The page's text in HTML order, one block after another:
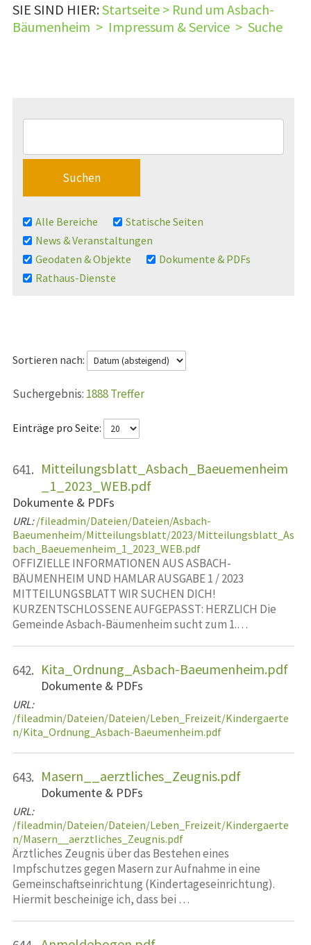
SIE SIND HIER:Startseite> Rund um Asbach-
Bäumenheim > Impressum & Service> Suche
Alle Bereiche
Statische Seiten
News & Veranstaltungen
Geodaten & Objekte
Dokumente & PDFs
Rathaus-Dienste
Sortieren nach:
1888 Treffer
Einträge pro Seite:
641. Mitteilungsblatt_Asbach_Baeuemenheim
_1_2023_WEB.pdf
Dokumente & PDFs
URL: /fileadmin/Dateien/Dateien/Asbach-
Baeumenheim/Mitteilungsblatt/2023/Mitteilungsblatt_As
bach_Baeuemenheim_1_2023_WEB.pdf
OFFIZIELLE INFORMATIONEN AUS ASBACH-
BÄUMENHEIM UND HAMLAR AUSGABE 1 / 2023
MITTEILUNGSBLATT WIR SUCHEN DICH!
KURZENTSCHLOSSENE AUFGEPASST: HERZLICH Die
Gemeinde Asbach-Bäumenheim sucht zum 1.…
642. Kita_Ordnung_Asbach-Baeumenheim.pdf
Dokumente & PDFs
URL:
/fileadmin/Dateien/Dateien/Leben_Freizeit/Kindergaerte
n/Kita_Ordnung_Asbach-Baeumenheim.pdf
643. Masern__aerztliches_Zeugnis.pdf
Dokumente & PDFs
URL:
/fileadmin/Dateien/Dateien/Leben_Freizeit/Kindergaerte
n/Masern__aerztliches_Zeugnis.pdf
Ärztliches Zeugnis über das Bestehen eines
Impfschutzes gegen Masern zur Aufnahme in eine
Gemeinschaftseinrichtung (Kindertageseinrichtung).
Hiermit bescheinige ich, dass bei …